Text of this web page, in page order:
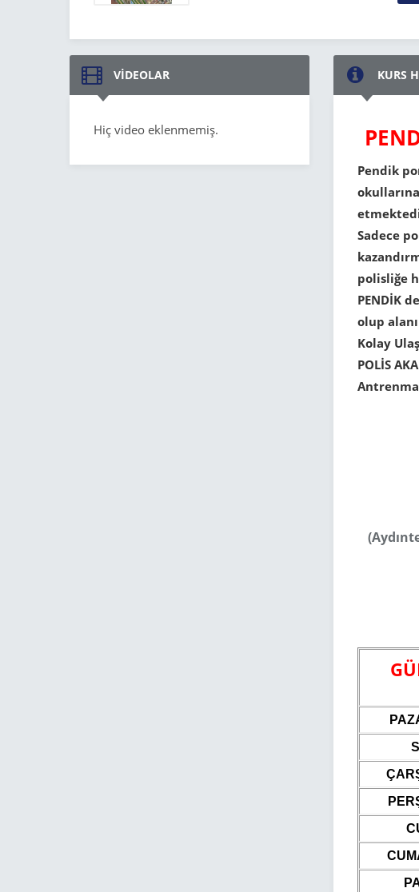
VİDEOLAR
Hiç video eklenmemiş.
KURS
Pendik
Sadece
polisliğe
PENDİK
olup
Kolay
POLİS